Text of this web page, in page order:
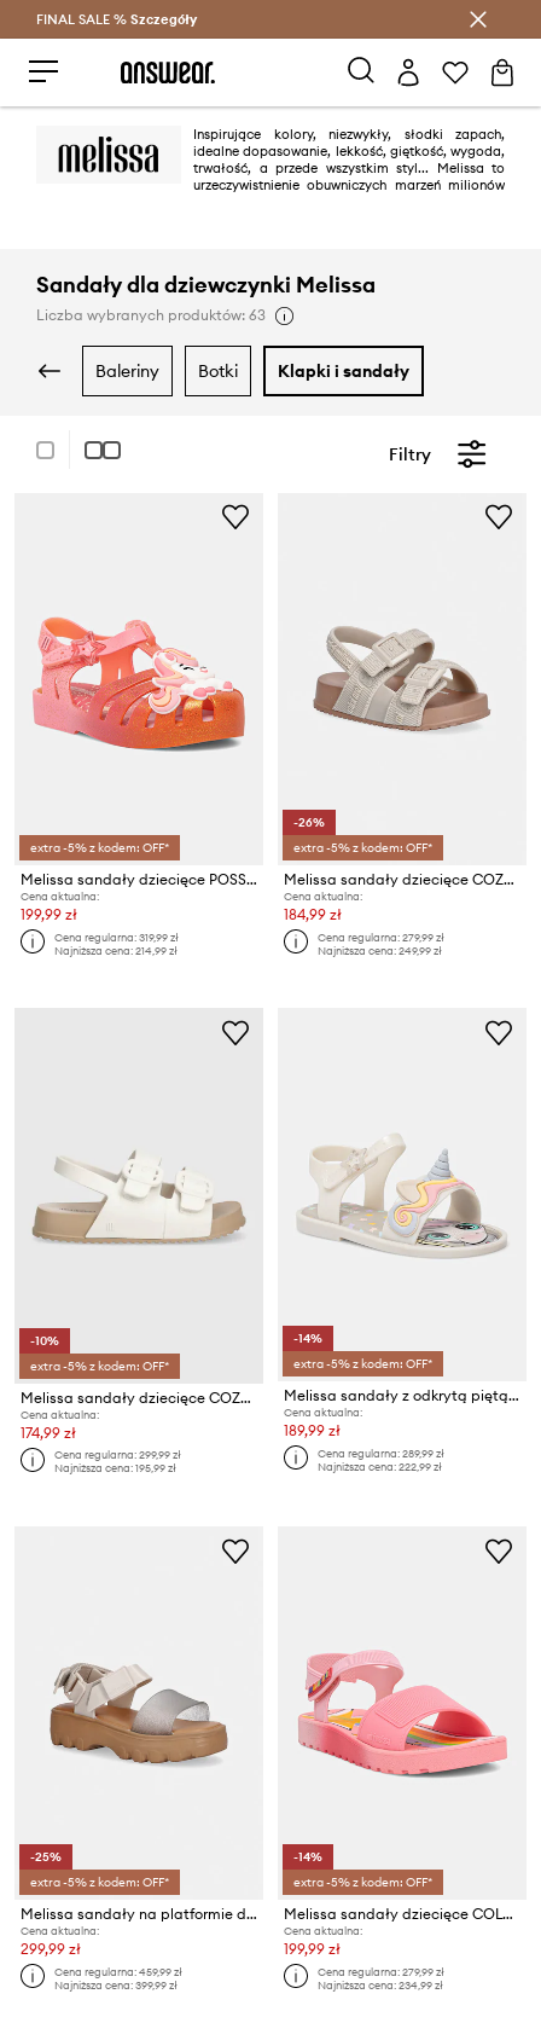
Oszczędzaj z Answear Club >
FINAL SALE % Szczegóły
Inspirujące kolory, niezwykły, słodki zapach,
idealne dopasowanie, lekkość, giętkość, wygoda,
trwałość, a przede wszystkim styl... Melissa to
urzeczywistnienie obuwniczych marzeń milionów
Sandały dla dziewczynki Melissa
Liczba wybranych produktów: 63
baleriny botki klapki i sandały
Filtry
extra -5% z kodem: OFF*
Melissa sandały dziecięce POSSESSION UNI BB
Cena aktualna:
199,99 zł
Cena regularna:319,99 zł
Najniższa cena:214,99 zł
-26%
extra -5% z kodem: OFF*
Melissa sandały dziecięce COZY M LOVER BB
Cena aktualna:
184,99 zł
Cena regularna:279,99 zł
Najniższa cena:249,99 zł
-10%
extra -5% z kodem: OFF*
Melissa sandały dziecięce COZY SANDAL BB
Cena aktualna:
174,99 zł
Cena regularna:299,99 zł
Najniższa cena:195,99 zł
-14%
extra -5% z kodem: OFF*
Melissa sandały z odkrytą piętą dziecięce MAR SANDAL UNI BB
Cena aktualna:
189,99 zł
Cena regularna:289,99 zł
Najniższa cena:222,99 zł
-25%
extra -5% z kodem: OFF*
Melissa sandały na platformie dziecięce KICK OFF SANDAL
Cena aktualna:
299,99 zł
Cena regularna:459,99 zł
Najniższa cena:399,99 zł
-14%
extra -5% z kodem: OFF*
Melissa sandały dziecięce COLORS INF
Cena aktualna:
199,99 zł
Cena regularna:279,99 zł
Najniższa cena:234,99 zł